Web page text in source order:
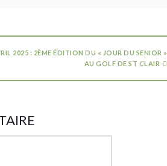
2025 : 2ÈME ÉDITION DU « JOUR DU SENIOR »
AU GOLF DE ST CLAIR